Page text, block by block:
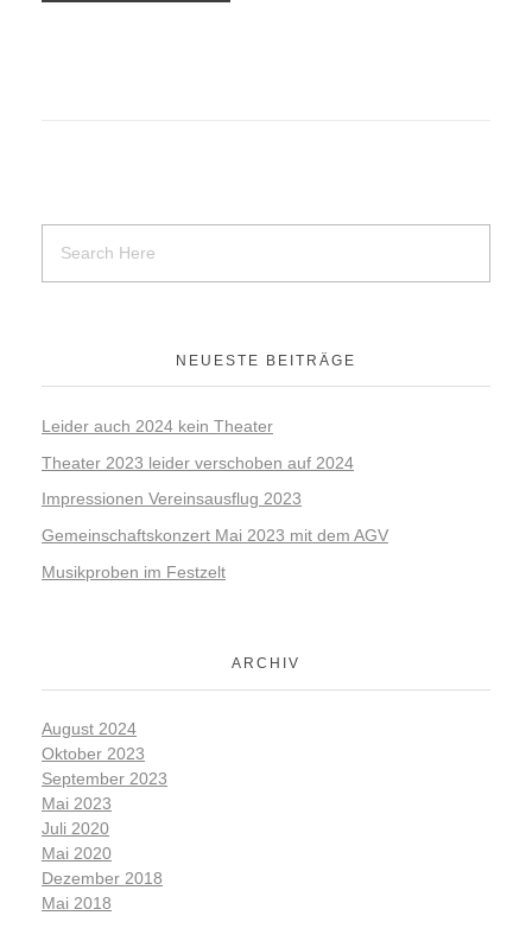
NEUESTE BEITRÄGE
Leider auch 2024 kein Theater
Theater 2023 leider verschoben auf 2024
Impressionen Vereinsausflug 2023
Gemeinschaftskonzert Mai 2023 mit dem AGV
Musikproben im Festzelt
ARCHIV
August 2024
Oktober 2023
September 2023
Mai 2023
Juli 2020
Mai 2020
Dezember 2018
Mai 2018